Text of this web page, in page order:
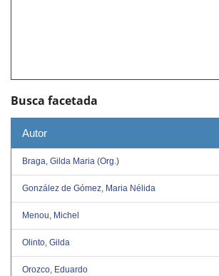
Busca facetada
Autor
Braga, Gilda Maria (Org.)
González de Gómez, Maria Nélida
Menou, Michel
Olinto, Gilda
Orozco, Eduardo